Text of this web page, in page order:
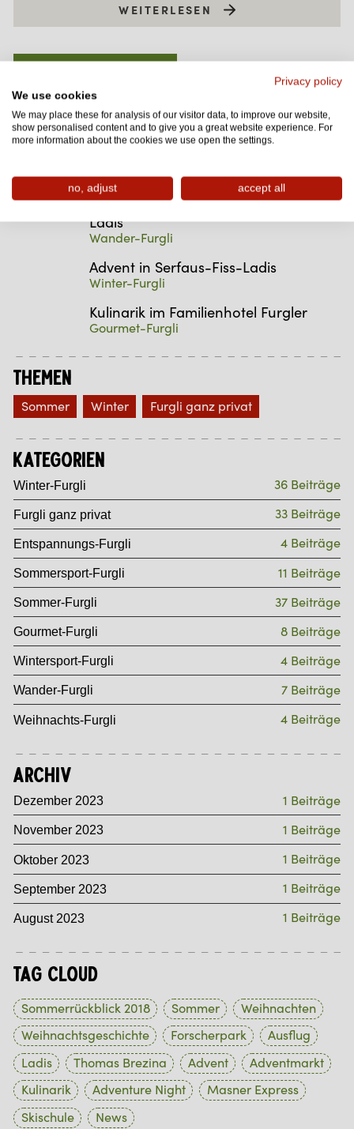
WEITERLESEN
AKTUELL
Sommerrückblick 2018
Winter-Furgli
Ausflug zum Forscherpark nach
Ladis
Wander-Furgli
Advent in Serfaus-Fiss-Ladis
Winter-Furgli
Kulinarik im Familienhotel Furgler
Gourmet-Furgli
Themen
Sommer Winter Furgli ganz privat
Kategorien
Winter-Furgli 36 Beiträge
Furgli ganz privat 33 Beiträge
Entspannungs-Furgli 4 Beiträge
Sommersport-Furgli 11 Beiträge
Sommer-Furgli 37 Beiträge
Gourmet-Furgli 8 Beiträge
Wintersport-Furgli 4 Beiträge
Wander-Furgli 7 Beiträge
Weihnachts-Furgli 4 Beiträge
Archiv
Dezember 2023 1 Beiträge
November 2023 1 Beiträge
Oktober 2023 1 Beiträge
September 2023 1 Beiträge
August 2023 1 Beiträge
Tag Cloud
Sommerrückblick 2018 Sommer
Weihnachten
Weihnachtsgeschichte
Forscherpark
Ausflug
Ladis
Thomas Brezina Advent
Adventmarkt
Kulinarik
Adventure Night
Masner Express
Skischule
News
Privacy policy
We use cookies
We may place these for analysis of our visitor data, to improve our website,
show personalised content and to give you a great website experience. For
more information about the cookies we use open the settings.
no, adjust accept all